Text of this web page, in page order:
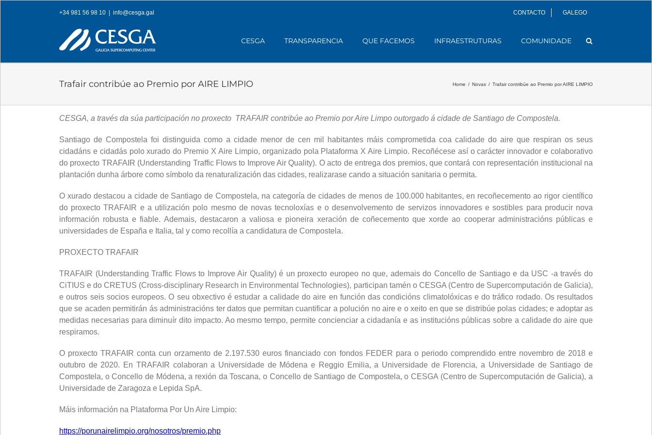
+34 981 56 98 10 info@cesga.gal CONTACTO GALEGO
CESGA TRANSPARENCIA QUE FACEMOS INFRAESTRUTURAS COMUNIDADE
Trafair contribúe ao Premio por AIRE LIMPIO Home / Novas / Trafair contribúe ao Premio por AIRE LIMPIO
CESGA, a través da súa participación no proxecto TRAFAIR contribúe ao Premio por Aire Limpo outorgado á cidade de Santiago de Compostela.
Santiago de Compostela foi distinguida como a cidade menor de cen mil habitantes máis comprometida coa calidade do aire que respiran os seus
cidadáns e cidadás polo xurado do Premio X Aire Limpio, organizado pola Plataforma X Aire Limpio. Recoñécese así o carácter innovador e colaborativo
do proxecto TRAFAIR (Understanding Traffic Flows to Improve Air Quality). O acto de entrega dos premios, que contará con representación institucional na
plantación dunha árbore como símbolo da renaturalización das cidades, realizarase cando a situación sanitaria o permita.
O xurado destacou a cidade de Santiago de Compostela, na categoría de cidades de menos de 100.000 habitantes, en recoñecemento ao rigor científico
do proxecto TRAFAIR e a utilización polo mesmo de novas tecnoloxías e o desenvolvemento de servizos innovadores e sostibles para producir nova
información robusta e fiable. Ademais, destacaron a valiosa e pioneira xeración de coñecemento que xorde ao cooperar administracións públicas e
universidades de España e Italia, tal y como recollía a candidatura de Compostela.
PROXECTO TRAFAIR
TRAFAIR (Understanding Traffic Flows to Improve Air Quality) é un proxecto europeo no que, ademais do Concello de Santiago e da USC -a través do
CiTIUS e do CRETUS (Cross-disciplinary Research in Environmental Technologies), participan tamén o CESGA (Centro de Supercomputación de Galicia),
e outros seis socios europeos. O seu obxectivo é estudar a calidade do aire en función das condicións climatolóxicas e do tráfico rodado. Os resultados
que se acaden permitirán ás administracións ter datos que permitan cuantificar a polución no aire e o xeito en que se distribúe polas cidades; e adoptar as
medidas necesarias para diminuír dito impacto. Ao mesmo tempo, permite concienciar a cidadanía e as institucións públicas sobre a calidade do aire que
respiramos.
O proxecto TRAFAIR conta cun orzamento de 2.197.530 euros financiado con fondos FEDER para o periodo comprendido entre novembro de 2018 e
outubro de 2020. En TRAFAIR colaboran a Universidade de Módena e Reggio Emilia, a Universidade de Florencia, a Universidade de Santiago de
Compostela, o Concello de Módena, a rexión da Toscana, o Concello de Santiago de Compostela, o CESGA (Centro de Supercomputación de Galicia), a
Universidade de Zaragoza e Lepida SpA.
Máis información na Plataforma Por Un Aire Limpio:
https://porunairelimpio.org/nosotros/premio.php